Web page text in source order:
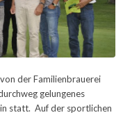
der Familienbrauerei
gelungenes
statt. Auf der sportlichen